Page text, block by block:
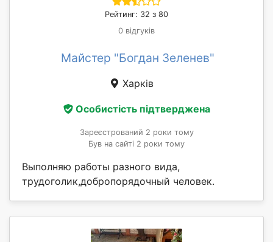
Рейтинг: 32 з 80
0 відгуків
Майстер "Богдан Зеленев"
Харків
Особистість підтверджена
Зареєстрований 2 роки тому
Був на сайті 2 роки тому
Выполняю работы разного вида,
трудоголик,добропорядочный человек.